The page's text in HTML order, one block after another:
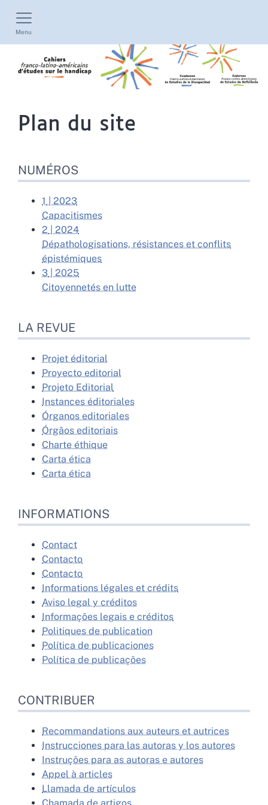
Menu
Plan du site
NUMÉROS
1
| 2023
Capacitismes
2 | 2024
Dépathologisations, résistances et conflits
épistémiques
3 | 2025
Citoyennetés en lutte
LA REVUE
Projet éditorial
Proyecto editorial
Projeto Editorial
Instances éditoriales
Órganos editoriales
Órgãos editoriais
Charte éthique
Carta ética
Carta ética
INFORMATIONS
Contact
Contacto
Contacto
Informations légales et crédits
Aviso legal y créditos
Informações legais e créditos
Politiques de publication
Política de publicaciones
Política de publicações
CONTRIBUER
Recommandations aux auteurs et autrices
Instrucciones para las autoras y los autores
Instruções para as autoras e autores
Appel à articles
Llamada de artículos